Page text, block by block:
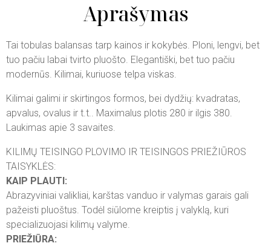
Aprašymas
Tai tobulas balansas tarp kainos ir kokybės. Ploni, lengvi, bet
tuo pačiu labai tvirto pluošto. Elegantiški, bet tuo pačiu
modernūs. Kilimai, kuriuose telpa viskas.
Kilimai galimi ir skirtingos formos, bei dydžių: kvadratas,
apvalus, ovalus ir t.t.. Maximalus plotis 280 ir ilgis 380.
Laukimas apie 3 savaites.
KILIMŲ TEISINGO PLOVIMO IR TEISINGOS PRIEŽIŪROS
TAISYKLĖS:
KAIP PLAUTI:
Abrazyviniai valikliai, karštas vanduo ir valymas garais gali
pažeisti pluoštus. Todėl siūlome kreiptis į valyklą, kuri
specializuojasi kilimų valyme.
PRIEŽIŪRA: